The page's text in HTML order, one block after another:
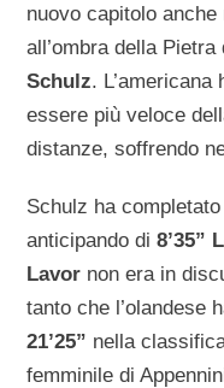
nuovo capitolo anche
all’ombra della
Schulz. L’americana
essere più veloce
distanze, soffrendo
Schulz ha
anticipando di8’35”
Lavor non era in
tanto che l’olandese
21’25” nella
femminile di